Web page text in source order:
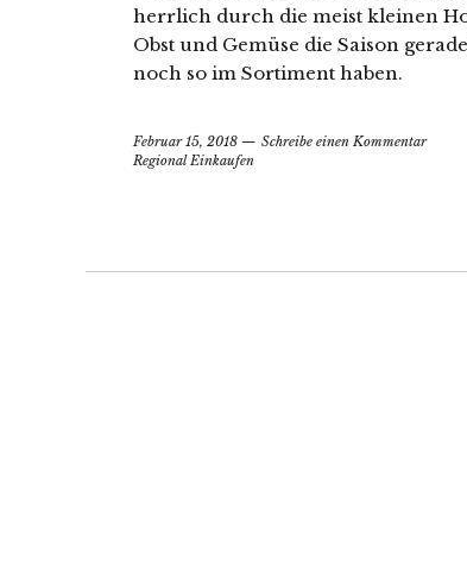
herrlich durch die meist kleinen
Obst und Gemüse die Saison
noch so im Sortiment haben.
Februar 15, 2018
Schreibe einen Kommentar
Regional Einkaufen